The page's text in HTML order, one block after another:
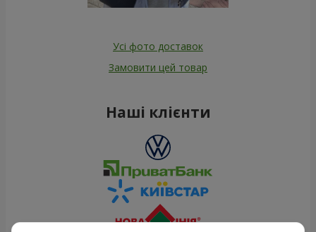
Усі фото доставок
Замовити цей товар
Наші клієнти